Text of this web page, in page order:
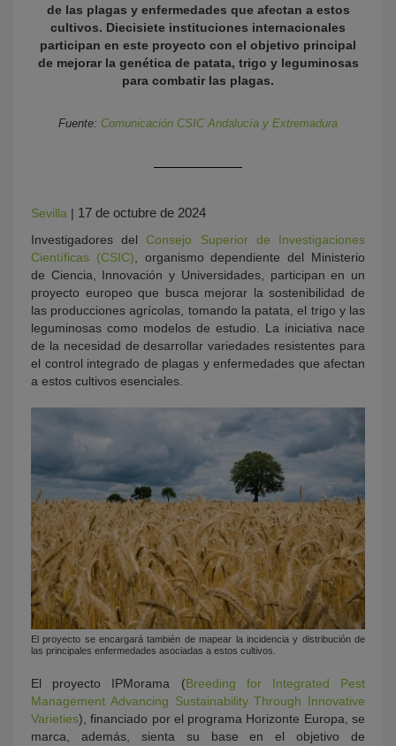
de las plagas y enfermedades que afectan a estos
cultivos. Diecisiete instituciones internacionales
participan en este proyecto con el objetivo principal
de mejorar la genética de patata, trigo y leguminosas
para combatir las plagas.
Fuente: Comunicación CSIC Andalucía y Extremadura
Sevilla | 17 de octubre de 2024
Investigadores delConsejo Superior de Investigaciones
Científicas (CSIC) , organismo dependiente del Ministerio
de Ciencia, Innovación y Universidades, participan en un
proyecto europeo que busca mejorar la sostenibilidad de
las producciones agrícolas, tomando la patata, el trigo y las
leguminosas como modelos de estudio. La iniciativa nace
de la necesidad de desarrollar variedades resistentes para
el control integrado de plagas y enfermedades que afectan
a estos cultivos esenciales.
El proyecto se encargará también de mapear la incidencia y distribución de
las principales enfermedades asociadas a estos cultivos.
El proyecto IPMorama (Breeding for Integrated Pest
Management Advancing Sustainability Through Innovative
Varieties), financiado por el programa Horizonte Europa, se
marca, además, sienta su base en el objetivo de